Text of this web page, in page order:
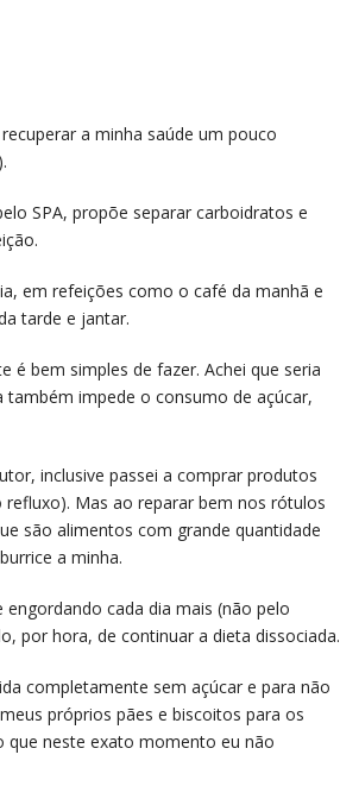
a minha saúde um pouco
SPA, propõe separar carboidratos e
em refeições como o café da manhã e
tarde e jantar.
bem simples de fazer. Achei que seria
impede o consumo de açúcar,
inclusive passei a comprar produtos
Mas ao reparar bem nos rótulos
são alimentos com grande quantidade
a minha.
cada dia mais (não pelo
por hora, de continuar a dieta dissociada.
completamente sem açúcar e para não
próprios pães e biscoitos para os
que neste exato momento eu não